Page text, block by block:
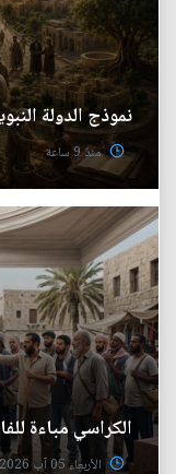
نموذج الدولة
منذ 9 ساعة
الكراسي مباءة
الأربعاء 05 آب 2026